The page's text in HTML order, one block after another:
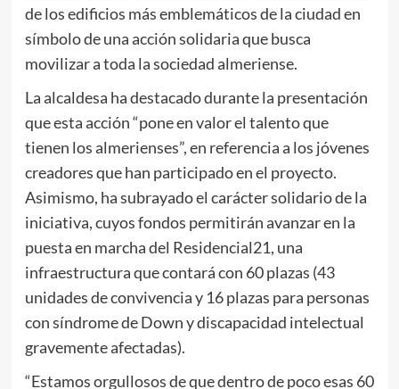
de los edificios más emblemáticos de la ciudad en
símbolo de una acción solidaria que busca
movilizar a toda la sociedad almeriense.
La alcaldesa ha destacado durante la presentación
que esta acción “pone en valor el talento que
tienen los almerienses”, en referencia a los jóvenes
creadores que han participado en el proyecto.
Asimismo, ha subrayado el carácter solidario de la
iniciativa, cuyos fondos permitirán avanzar en la
puesta en marcha del Residencial21, una
infraestructura que contará con 60 plazas (43
unidades de convivencia y 16 plazas para personas
con síndrome de Down y discapacidad intelectual
gravemente afectadas).
“Estamos orgullosos de que dentro de poco esas 60